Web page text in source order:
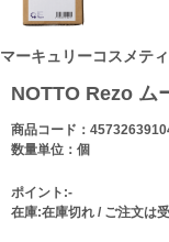
マーキュリーコスメテ
NOTTO Rezo ム
商品コード：
数量単位：個
ポイント:-
在庫:在庫切れ / ご注文は